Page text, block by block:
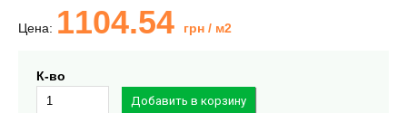
Цена: 1104.54 грн / м2
К-во